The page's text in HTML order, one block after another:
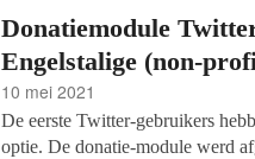
Donatiemodule
Engelstalige (non-
10 mei 2021
De eerste Twitter-gebruikers
optie. De donatie-module werd